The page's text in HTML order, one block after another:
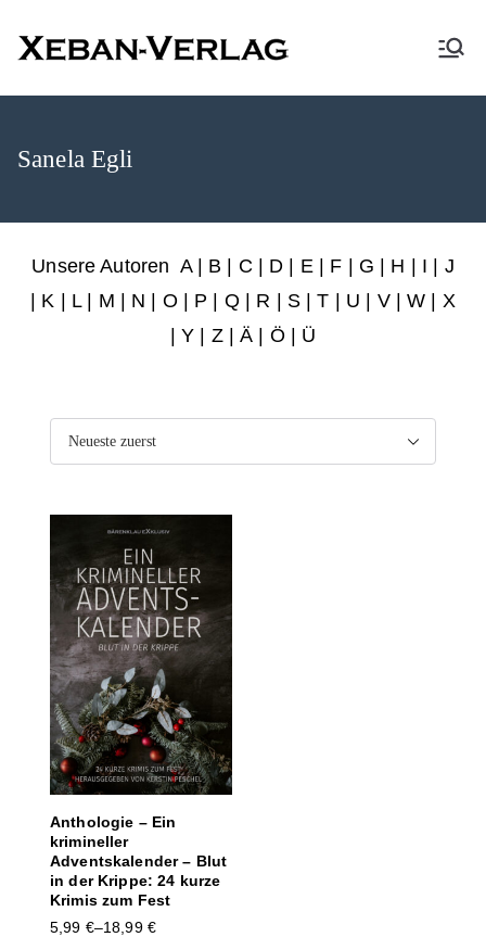
XEBAN-Verlag
Sanela Egli
Unsere Autoren A| B C D E| F G H I
J
K L| M N O P Q| R S |T U V|W
X
Y Z|Ä | Ö | Ü
Anthologie – Ein
krimineller
Adventskalender – Blut
in der Krippe: 24 kurze
Krimis zum Fest
5,99 €–18,99 €